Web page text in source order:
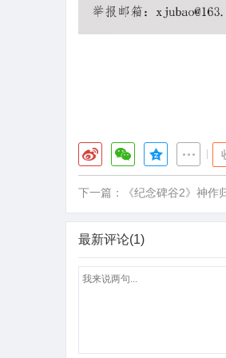
下一篇： 《纪念碑谷2》神
最新评论(1)